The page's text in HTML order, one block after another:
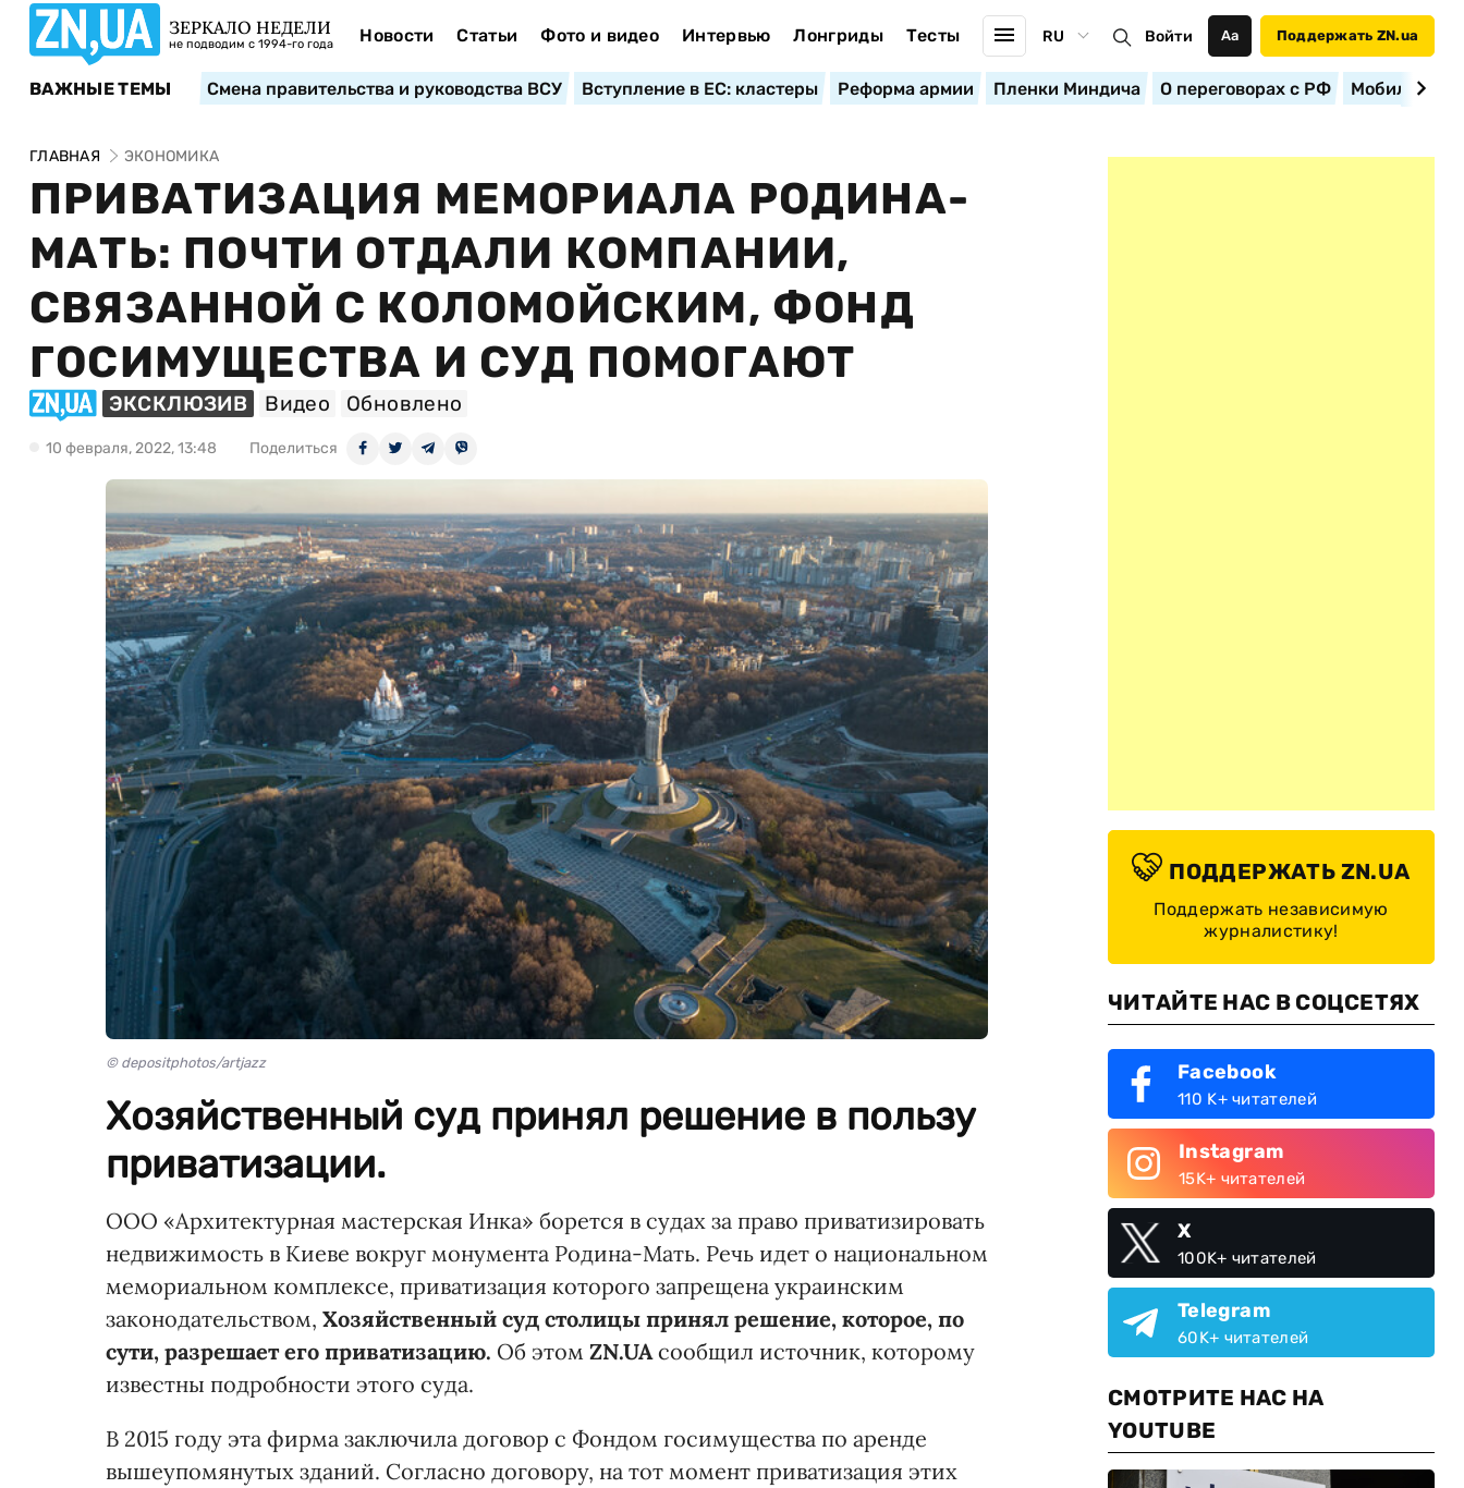
ЗЕРКАЛО НЕДЕЛИ
не подводим с 1994-го года Новости Статьи Фото и видео Интервью Лонгриды Тесты RU Войти Аа Поддержать ZN.ua
ВАЖНЫЕ ТЕМЫ Смена правительства и руководства ВСУ Вступление в ЕС: кластеры Реформа армии Пленки Миндича О переговорах с РФ
ГЛАВНАЯ ЭКОНОМИКА
ПРИВАТИЗАЦИЯ МЕМОРИАЛА РОДИНА-
МАТЬ: ПОЧТИ ОТДАЛИ КОМПАНИИ,
СВЯЗАННОЙ С КОЛОМОЙСКИМ, ФОНД
ГОСИМУЩЕСТВА И СУД ПОМОГАЮТ
ЭКСКЛЮЗИВ Видео Обновлено
10 февраля, 2022, 13:48 Поделиться
© depositphotos/artjazz
Хозяйственный суд принял решение в пользу
приватизации.
ООО «Архитектурная мастерская Инка» борется в судах за право приватизировать
недвижимость в Киеве вокруг монумента Родина-Мать. Речь идет о национальном
мемориальном комплексе, приватизация которого запрещена украинским
законодательством, Хозяйственный суд столицы принял решение, которое, по
сути, разрешает его приватизацию. Об этом ZN.UAсообщил источник, которому
известны подробности этого суда.
В 2015 году эта фирма заключила договор с Фондом госимущества по аренде
вышеупомянутых зданий. Согласно договору, на тот момент приватизация этих
ПОДДЕРЖАТЬ ZN.UA
Поддержать независимую
журналистику!
ЧИТАЙТЕ НАС В СОЦСЕТЯХ
Facebook
110 K+ читателей
Instagram
15K+ читателей
X
100K+ читателей
Telegram
60K+ читателей
СМОТРИТЕ НАС НА
YOUTUBE